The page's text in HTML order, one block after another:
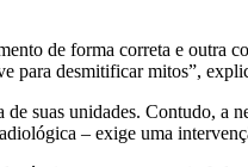
de forma correta e outra
para desmitificar mitos”,
suas unidades. Contudo, a
– exige uma